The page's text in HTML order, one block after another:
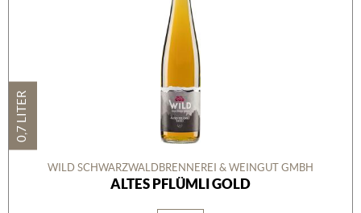
0,7 LITER
WILD SCHWARZWALDBRENNEREI & WEINGUT GMBH
ALTES PFLÜMLI GOLD